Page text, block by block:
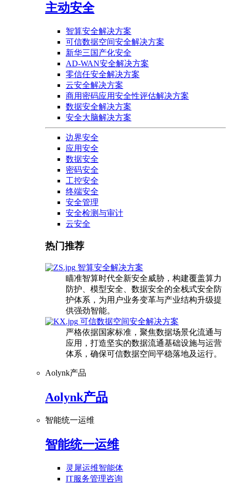
主动安全
智算安全解决方案
可信数据空间安全解决方案
新华三国产化安全
AD-WAN安全解决方案
零信任安全解决方案
云安全解决方案
商用密码应用安全性评估解决方案
数据安全解决方案
安全大脑解决方案
边界安全
应用安全
数据安全
密码安全
工控安全
终端安全
安全管理
安全检测与审计
云安全
热门推荐
智算安全解决方案
瞄准智算时代全新安全威胁，构建覆盖算力
防护、模型安全、数据安全的全栈式安全防
护体系，为用户业务变革与产业结构升级提
供强劲智能。
可信数据空间安全解决方案
严格依据国家标准，聚焦数据场景化流通与
应用，打造坚实的数据流通基础设施与运营
体系，确保可信数据空间平稳落地及运行。
Aolynk产品
Aolynk产品
智能统一运维
智能统一运维
灵犀运维智能体
IT服务管理咨询